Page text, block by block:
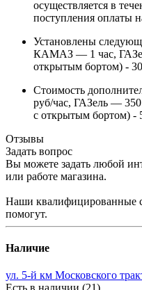
осуществляется в
поступления оплаты
Установлены
КАМАЗ — 1 час,
открытым бортом) -
Стоимость
руб/час, ГАЗель —
с открытым бортом) -
Отзывы
Задать вопрос
Вы можете задать любой
или работе магазина.
Наши квалифицированные
помогут.
Наличие
ул. 5-й км Московского
Есть в наличии (21)